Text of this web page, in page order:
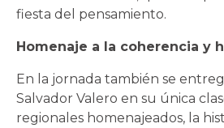
fiesta del pensamiento.
Homenaje a la coherencia y
En la jornada también se
Salvador Valero en su única
regionales homenajeados, la